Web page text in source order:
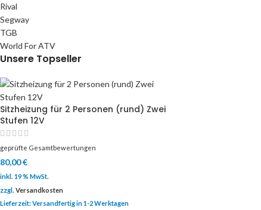
Rival
Segway
TGB
World For ATV
Unsere Topseller
Sitzheizung für 2 Personen (rund) Zwei
Stufen 12V
geprüfte Gesamtbewertungen
80,00€
inkl. 19 % MwSt.
zzgl. Versandkosten
Lieferzeit:Versandfertig in 1-2 Werktagen